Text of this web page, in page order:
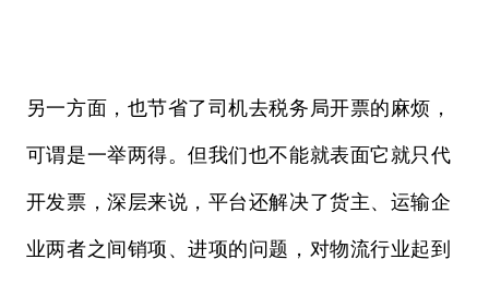
另一方面，也节省了司机去税务局开票的麻烦，
可谓是一举两得。但我们也不能就表面它就只代
开发票，深层来说，平台还解决了货主、运输企
业两者之间销项、进项的问题，对物流行业起到